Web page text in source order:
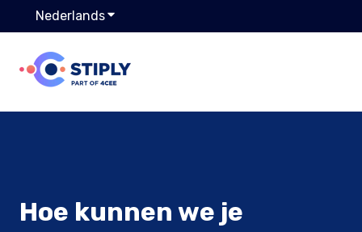
NederlandsSubmenu tonen voor vertalingen
Hoe kunnen we je